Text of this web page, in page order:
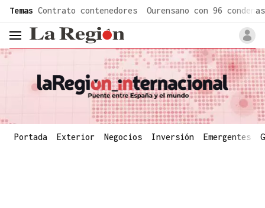
Temas Contrato contenedores Ourensano con 96 condenas
header.menu.open
Portada Exterior Negocios Inversión Emergentes